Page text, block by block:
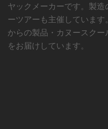
ヤックメーカーです。製
ーツアーも主催していま
からの製品・カヌースク
をお届けしています。